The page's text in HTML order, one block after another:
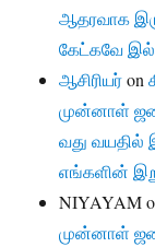
ஆதரவாக
கேட்கவே
ஆசிரியர்on
முன்னாள்
வது வயதில்
எங்களின்
NIYAYAM
முன்னாள்